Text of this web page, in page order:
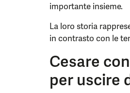
importante insieme.
La loro storia
in contrasto con le
Cesare
per uscire